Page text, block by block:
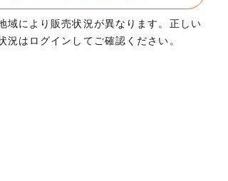
域により販売状況が異なります。正しい
況はログインしてご確認ください。